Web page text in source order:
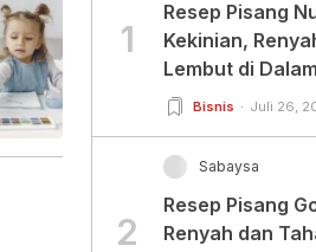
1
Resep Pisang
Kekinian,
Lembut di Dalam
Bisnis Juli 26,
2
Sabaysa
Resep Pisang
Renyah dan